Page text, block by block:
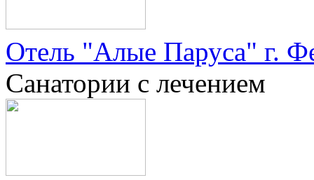
Отель "Алые Паруса" г.
Санатории с лечением